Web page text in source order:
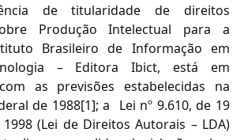
de titularidade de direitos
Produção Intelectual para a
Brasileiro de Informação em
– Editora Ibict, está em
as previsões estabelecidas na
de 1988[1]; a Lei nº 9.610, de 19
(Lei de Direitos Autorais – LDA)